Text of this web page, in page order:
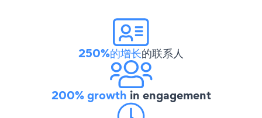
250%的增长的联系人
200% growth in engagement